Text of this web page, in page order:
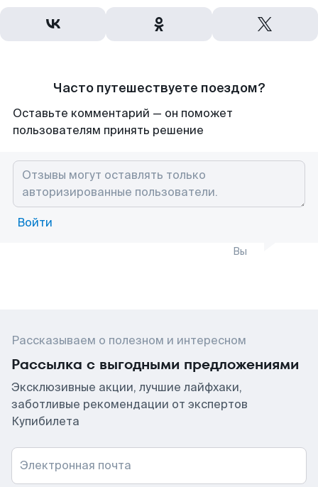
Часто путешествуете поездом?
Оставьте комментарий — он поможет
пользователям принять решение
Войти
Вы
Рассказываем о полезном и интересном
Рассылка с выгодными предложениями
Эксклюзивные акции, лучшие лайфхаки,
заботливые рекомендации от экспертов
Купибилета
Электронная почта